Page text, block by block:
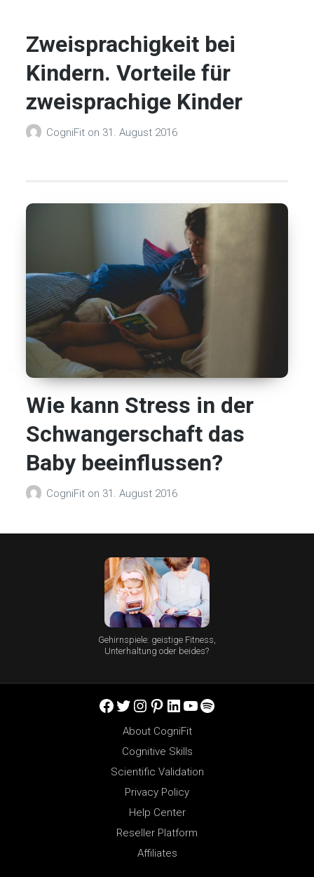
Zweisprachigkeit bei
Kindern. Vorteile für
zweisprachige Kinder
CogniFit on 31. August 2016
Wie kann Stress in der
Schwangerschaft das
Baby beeinflussen?
CogniFit on 31. August 2016
Gehirnspiele: geistige Fitness,
Unterhaltung oder beides?
Facebook
Twitter
Instagram
Pinterest
LinkedIn
YouTube
Spotify
About CogniFit
Cognitive Skills
Scientific Validation
Privacy Policy
Help Center
Reseller Platform
Affiliates